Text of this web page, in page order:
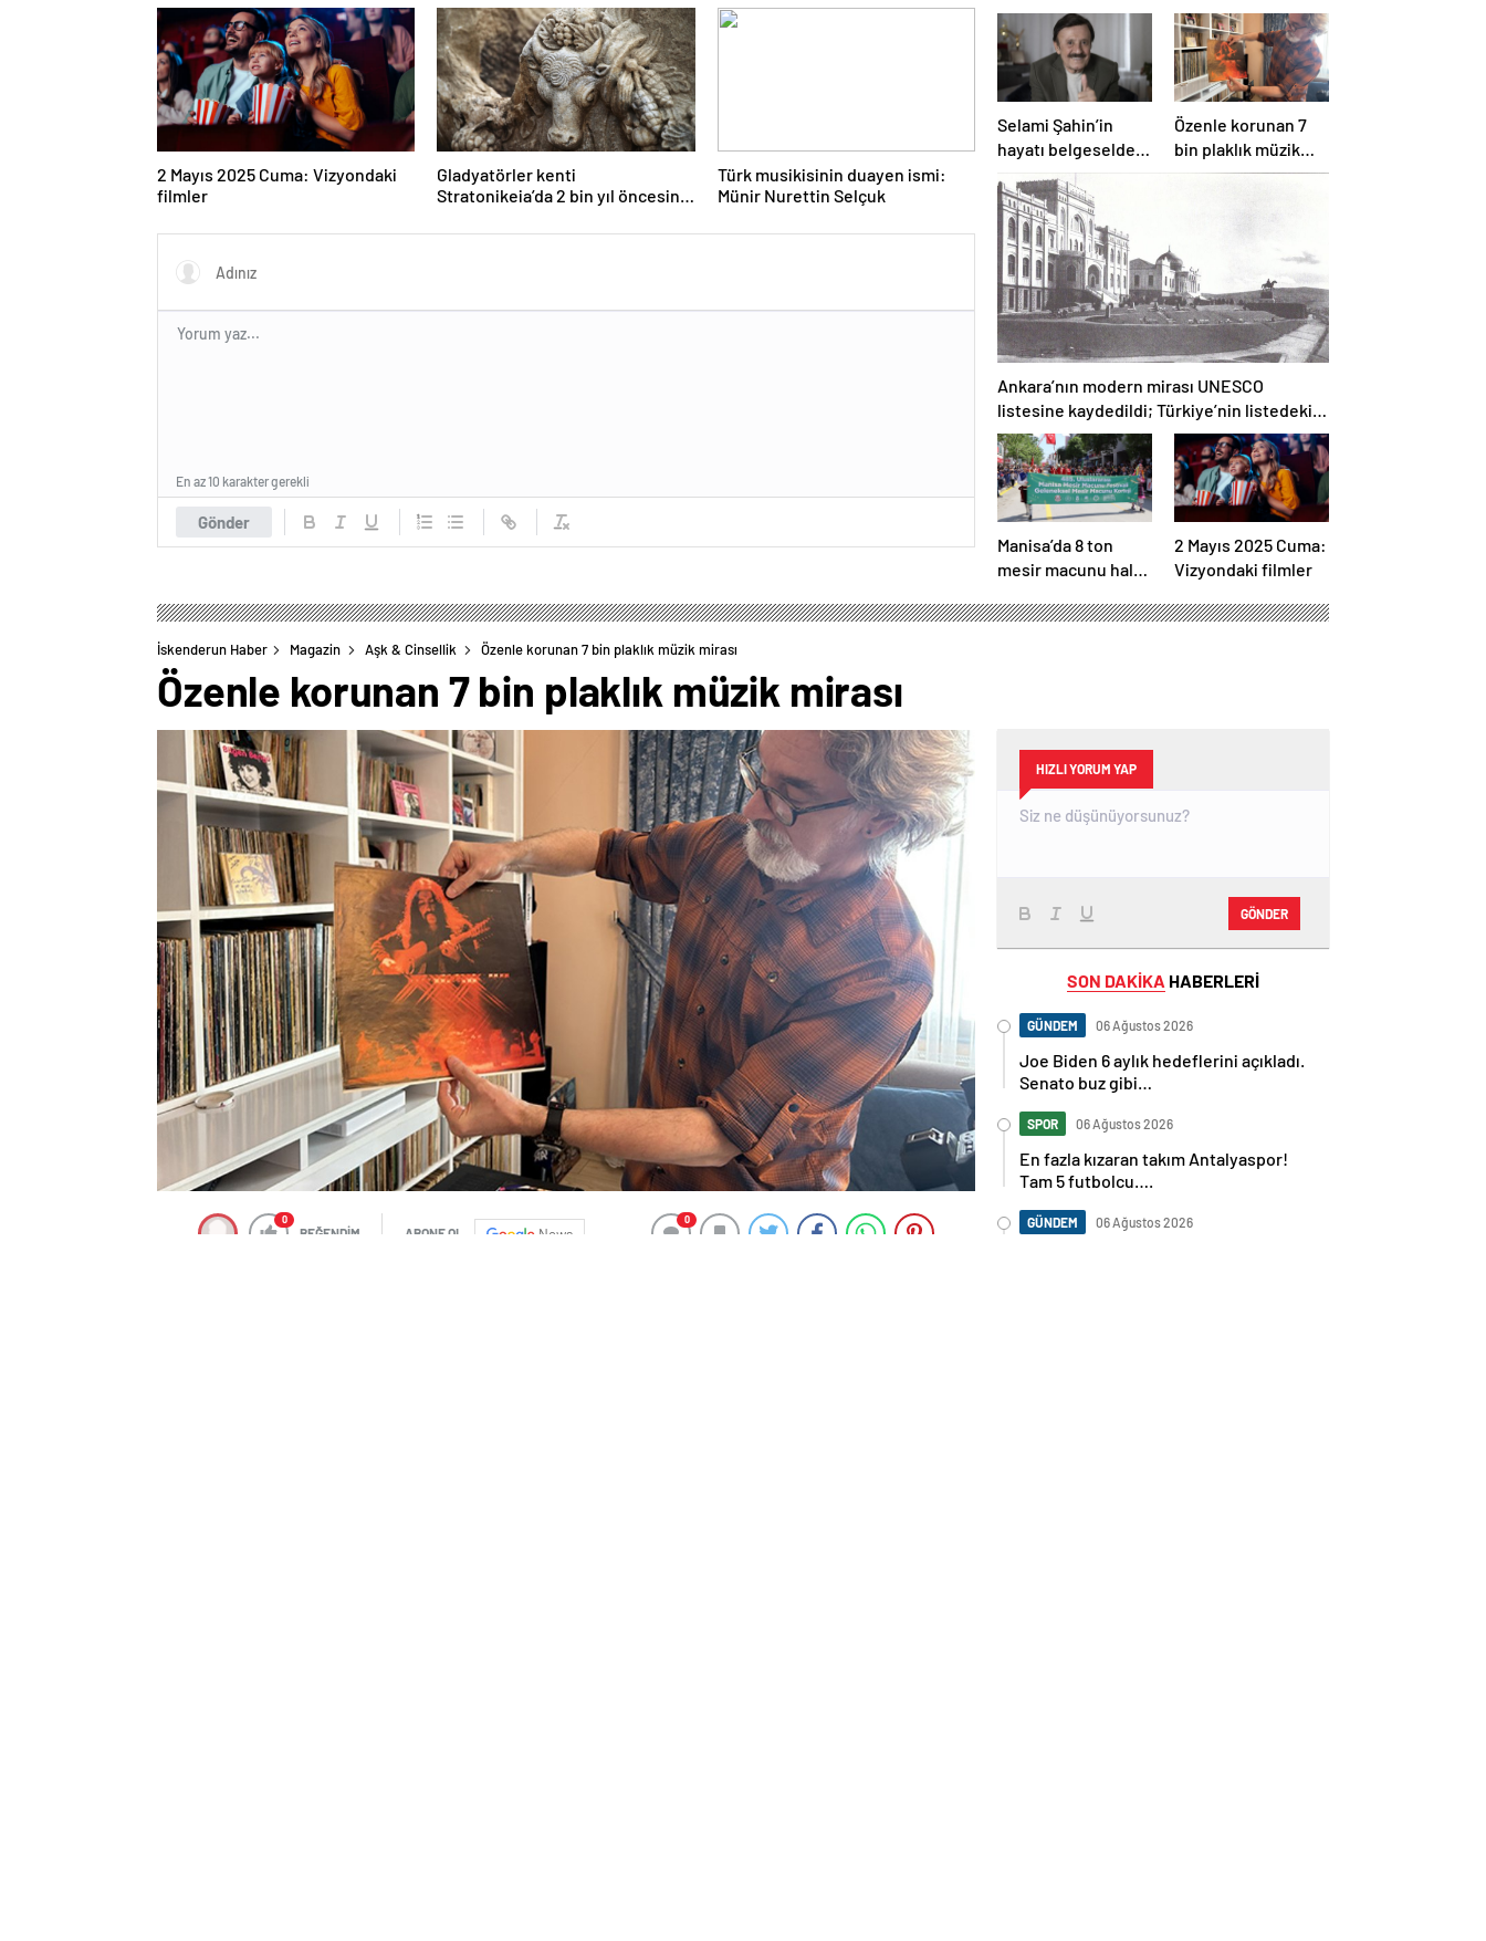
80 oldu
2 Mayıs 2025 Cuma: Vizyondaki
filmler
Gladyatörler kenti
Stratonikeia’da 2 bin yıl öncesine
Türk musikisinin duayen ismi:
Münir Nurettin Selçuk
Gönder
En az 10 karakter gerekli
Selami Şahin’in
hayatı belgeselde
izleyiciyle
buluşacak
Özenle korunan 7
bin plaklık müzik
mirası
Ankara’nın modern mirası UNESCO
listesine kaydedildi; Türkiye’nin listedeki
varlık sayısı 80 oldu
Manisa’da 8 ton
mesir macunu halka
2 Mayıs 2025 Cuma:
Vizyondaki filmler
İskenderun Haber Magazin Aşk & Cinsellik Özenle korunan 7 bin plaklık müzik mirası
Özenle korunan 7 bin plaklık müzik mirası
0
BEĞENDİM ABONE OL News
0
HIZLI YORUM YAP
GÖNDER
SON DAKİKA HABERLERİ
GÜNDEM 06 Ağustos 2026
Joe Biden 6 aylık hedeflerini açıkladı.
Senato buz gibi…
SPOR 06 Ağustos 2026
En fazla kızaran takım Antalyaspor!
Tam 5 futbolcu….
GÜNDEM 06 Ağustos 2026